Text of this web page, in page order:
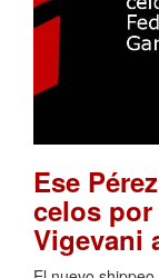
Ese
celos por
Vigevani